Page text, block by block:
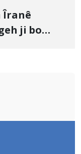
Îranê
ji bo